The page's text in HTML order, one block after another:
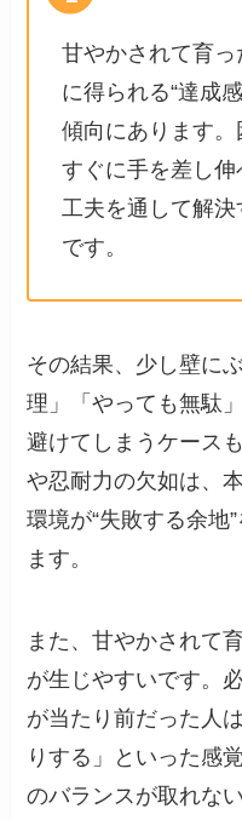
甘やかされて育
に得られる“達成
傾向にあります
すぐに手を差し
工夫を通して解
です。
その結果、少し壁に
理」「やっても無駄
避けてしまうケース
や忍耐力の欠如は、
環境が“失敗する余地
ます。
また、甘やかされて
が生じやすいです。
が当たり前だった人
りする」といった感
のバランスが取れな